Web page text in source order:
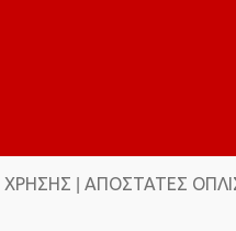
ΧΡΉΣΗΣ ΑΠΟΣΤΆΤΕΣ